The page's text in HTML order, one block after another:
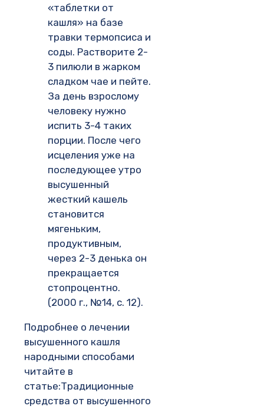
«таблетки от
кашля» на базе
травки термопсиса и
соды. Растворите 2-
3 пилюли в жарком
сладком чае и пейте.
За день взрослому
человеку нужно
испить 3-4 таких
порции. После чего
исцеления уже на
последующее утро
высушенный
жесткий кашель
становится
мягеньким,
продуктивным,
через 2-3 денька он
прекращается
стопроцентно.
(2000 г., №14, с. 12).
Подробнее о лечении
высушенного кашля
народными способами
читайте в
статье:Традиционные
средства от высушенного